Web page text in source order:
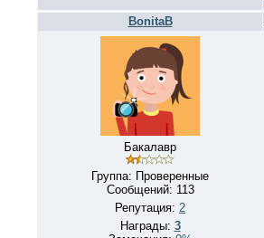
BonitaB
Бакалавр
Группа: Проверенные
Сообщений: 113
Репутация: 2
Награды: 3